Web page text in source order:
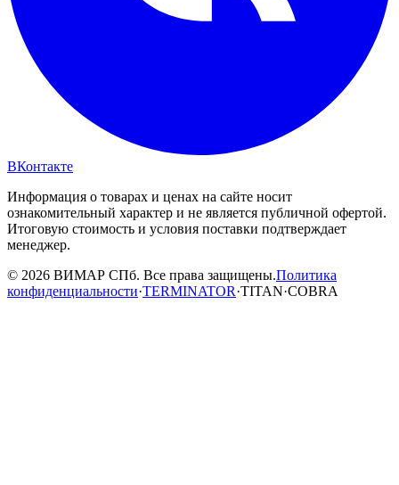
ВКонтакте
Информация о товарах и ценах на сайте носит
ознакомительный характер и не является публичной офертой.
Итоговую стоимость и условия поставки подтверждает
менеджер.
© 2026 ВИМАР СПб. Все права защищены.Политика
конфиденциальности·TERMINATOR·TITAN·COBRA